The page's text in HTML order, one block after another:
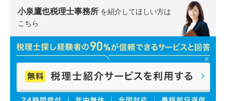
小泉鷹也税理士事務所 を紹介してほしい方は
こちら